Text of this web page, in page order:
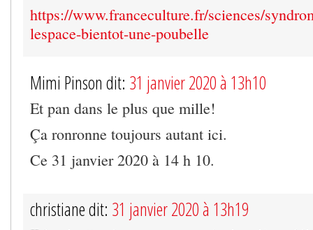
https://www.franceculture.fr/sciences/
lespace-bientot-une-poubelle
Mimi Pinson dit: 31 janvier 2020 à 13h10
Et pan dans le plus que mille!
Ça ronronne toujours autant ici.
Ce 31 janvier 2020 à 14 h 10.
christiane dit: 31 janvier 2020 à 13h19